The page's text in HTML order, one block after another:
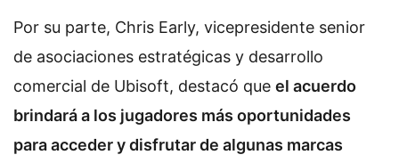
Por su parte, Chris Early, vicepresidente senior
de asociaciones estratégicas y desarrollo
comercial de Ubisoft, destacó que el acuerdo
brindará a los jugadores más oportunidades
para acceder y disfrutar de algunas marcas